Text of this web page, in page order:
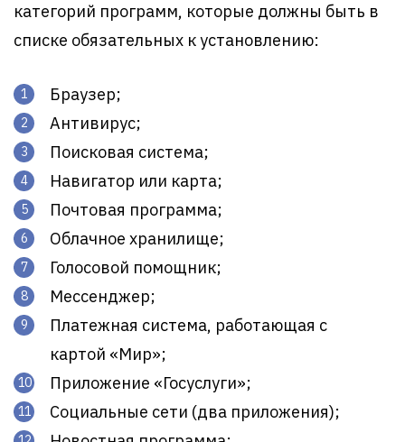
категорий программ, которые должны быть в
списке обязательных к установлению:
Браузер;
Антивирус;
Поисковая система;
Навигатор или карта;
Почтовая программа;
Облачное хранилище;
Голосовой помощник;
Мессенджер;
Платежная система, работающая с
картой «Мир»;
Приложение «Госуслуги»;
Социальные сети (два приложения);